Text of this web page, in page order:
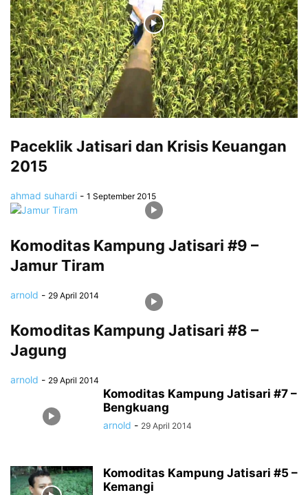
Paceklik Jatisari dan Krisis Keuangan
2015
ahmad suhardi - 1 September 2015
Komoditas Kampung Jatisari #9 –
Jamur Tiram
arnold - 29 April 2014
Komoditas Kampung Jatisari #8 –
Jagung
arnold - 29 April 2014
Komoditas Kampung Jatisari #7 –
Bengkuang
arnold - 29 April 2014
Komoditas Kampung Jatisari #5 –
Kemangi